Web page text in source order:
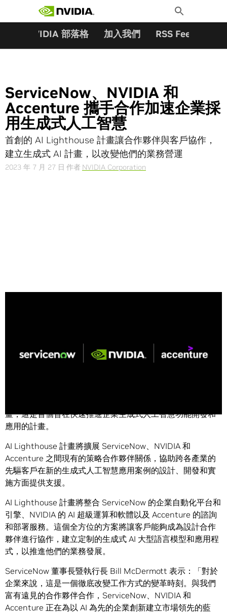
Toggle
Search
NVIDIA 部落格 加入我們 RSS Feeds
ServiceNow、NVIDIA 和
Accenture 攜手合作加速企業採
用生成式人工智慧
首創的 AI Lighthouse 計畫讓合作夥伴與客戶協作，
建立生成式 AI 計畫，以改變他們的業務營運
2023 年 7 月 27 日 作者 NVIDIA Corporation
畫，這是首個旨在快速推進企業生成式人工智慧功能開發和
應用的計畫。
AI Lighthouse 計畫將擴展 ServiceNow、NVIDIA 和
Accenture 之間現有的策略合作夥伴關係，協助跨各產業的
先驅客戶在新的生成式人工智慧應用案例的設計、開發和實
施方面提供支援。
AI Lighthouse 計畫將整合 ServiceNow 的企業自動化平台和
引擎、NVIDIA 的 AI 超級運算和軟體以及 Accenture 的諮詢
和部署服務。這個全方位的方案將讓客戶能夠成為設計合作
夥伴進行協作，建立定制的生成式 AI 大型語言模型和應用程
式，以推進他們的業務發展。
ServiceNow 董事長暨執行長 Bill McDermott 表示：「對於
企業來說，這是一個徹底改變工作方式的變革時刻。與我們
富有遠見的合作夥伴合作，ServiceNow、NVIDIA 和
Accenture 正在為以 AI 為先的企業創新建立市場領先的藍